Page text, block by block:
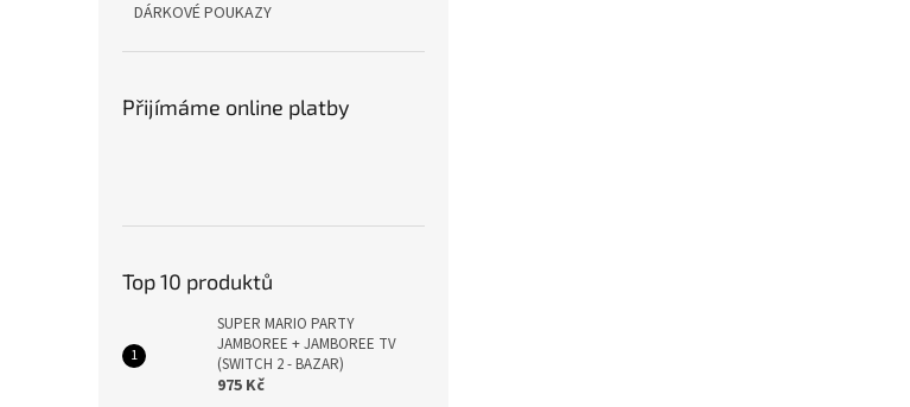
DÁRKOVÉ POUKAZY
Přijímáme online platby
Top 10 produktů
SUPER MARIO PARTY
JAMBOREE + JAMBOREE TV
(SWITCH 2 - BAZAR)
975 Kč